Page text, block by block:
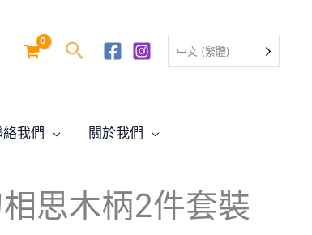
中文 (繁體)
絡我們 關於我們
思木柄2件套裝